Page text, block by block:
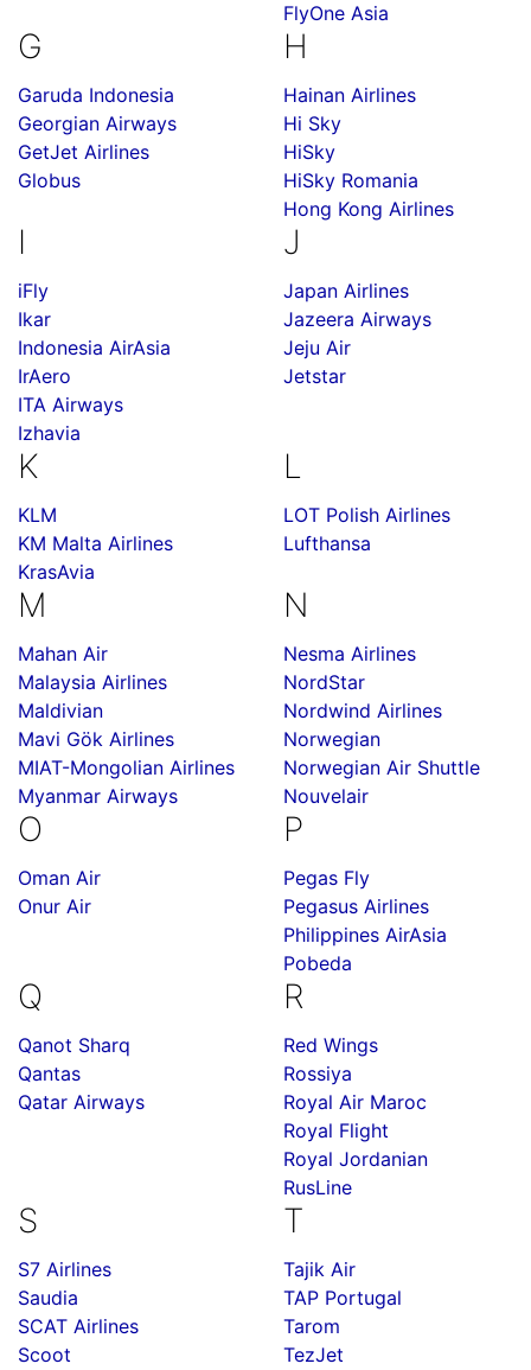
FlyOne Asia
G
Garuda Indonesia
Georgian Airways
GetJet Airlines
Globus
H
Hainan Airlines
Hi Sky
HiSky
HiSky Romania
Hong Kong Airlines
I
iFly
Ikar
Indonesia AirAsia
IrAero
ITA Airways
Izhavia
J
Japan Airlines
Jazeera Airways
Jeju Air
Jetstar
K
KLM
KM Malta Airlines
KrasAvia
L
LOT Polish Airlines
Lufthansa
M
Mahan Air
Malaysia Airlines
Maldivian
Mavi Gök Airlines
MIAT-Mongolian Airlines
Myanmar Airways
N
Nesma Airlines
NordStar
Nordwind Airlines
Norwegian
Norwegian Air Shuttle
Nouvelair
O
Oman Air
Onur Air
P
Pegas Fly
Pegasus Airlines
Philippines AirAsia
Pobeda
Q
Qanot Sharq
Qantas
Qatar Airways
R
Red Wings
Rossiya
Royal Air Maroc
Royal Flight
Royal Jordanian
RusLine
S
S7 Airlines
Saudia
SCAT Airlines
Scoot
T
Tajik Air
TAP Portugal
Tarom
TezJet